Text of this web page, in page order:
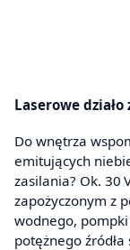
Laserowe działo
Do wnętrza
emitujących
zasilania? Ok. 30
zapożyczonym z
wodnego,
potężnego źródła